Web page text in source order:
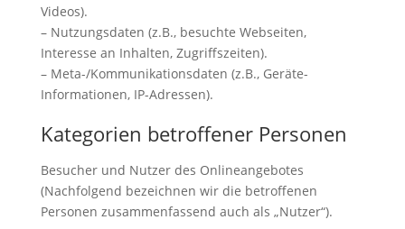
Videos).
– Nutzungsdaten (z.B., besuchte Webseiten,
Interesse an Inhalten, Zugriffszeiten).
– Meta-/Kommunikationsdaten (z.B., Geräte-
Informationen, IP-Adressen).
Kategorien betroffener Personen
Besucher und Nutzer des Onlineangebotes
(Nachfolgend bezeichnen wir die betroffenen
Personen zusammenfassend auch als „Nutzer“).